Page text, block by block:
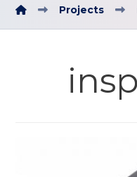
Projects